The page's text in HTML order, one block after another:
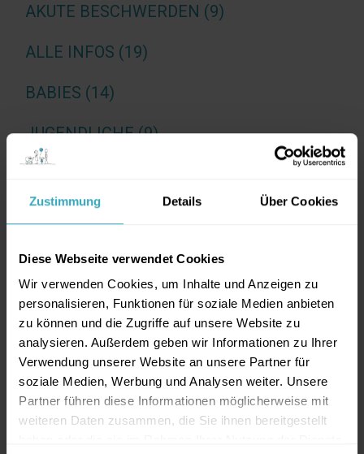
Zustimmung Details Über Cookies
Diese Webseite verwendet Cookies
Wir verwenden Cookies, um Inhalte und Anzeigen zu
personalisieren, Funktionen für soziale Medien anbieten
zu können und die Zugriffe auf unsere Website zu
analysieren. Außerdem geben wir Informationen zu Ihrer
Verwendung unserer Website an unsere Partner für
soziale Medien, Werbung und Analysen weiter. Unsere
Partner führen diese Informationen möglicherweise mit
weiteren Daten zusammen, die Sie ihnen bereitgestellt
AKUTE BESCHWERDEN (9)
ALLE INFOS (19)
BABIES (14)
JUGENDLICHE (9)
SCHWANGERE (4)
TAGS
AKUTE ERKRANKUNGEN ALLERGENE ALLERGIE
ANTIBIOTIKA AUSSCHLAG
BAUCHSCHMERZEN BEIKOST BEIKOSTSTART
BETTNÄSSEN BLW DURCHFALL EI